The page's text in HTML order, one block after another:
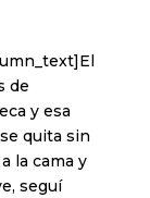
de
y esa
quita sin
la cama y
seguí